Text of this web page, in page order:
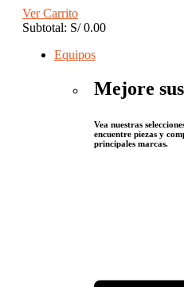
Ver Carrito
Subtotal: S/0.00
Equipos
Mejore
Vea nuestras
encuentre piezas y
principales marcas.